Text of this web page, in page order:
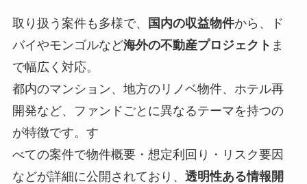
取り扱う案件も多様で、 国内の収益物件から、ド
バイやモンゴルなど海外の不動産プロジェクト ま
で幅広く対応。
都内のマンション、地方のリノベ物件、ホテル再
開発など、ファンドごとに異なるテーマを持つの
が特徴です。す
べての案件で物件概要・想定利回り・リスク要因
などが詳細に公開されており、 透明性ある情報開